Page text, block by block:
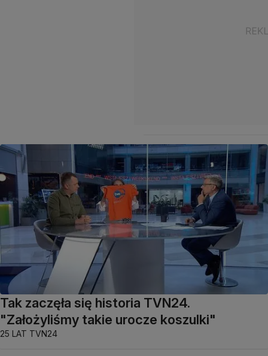
Tak zaczęła się historia TVN24.
"Założyliśmy takie urocze koszulki"
25 LAT TVN24